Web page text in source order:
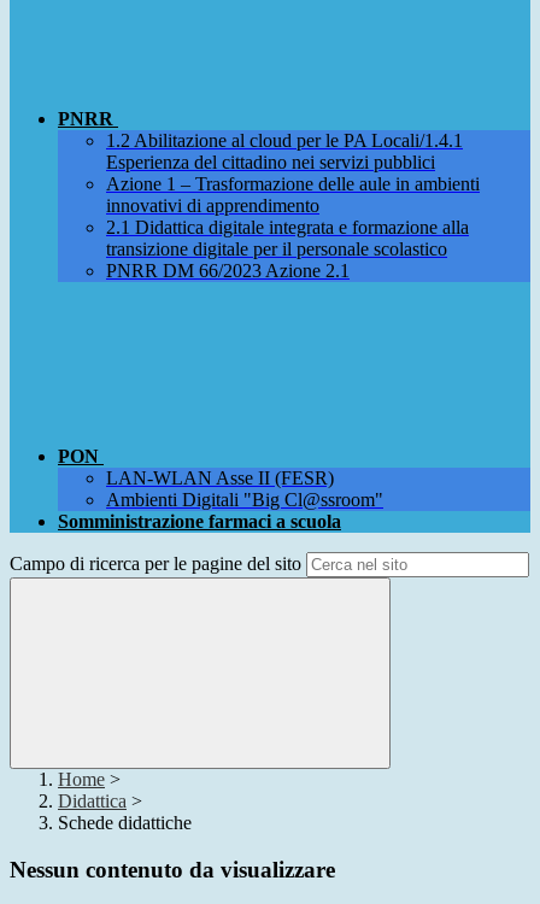
PNRR
1.2 Abilitazione al cloud per le PA Locali/1.4.1
Esperienza del cittadino nei servizi pubblici
Azione 1 – Trasformazione delle aule in ambienti
innovativi di apprendimento
2.1 Didattica digitale integrata e formazione alla
transizione digitale per il personale scolastico
PNRR DM 66/2023 Azione 2.1
PON
LAN-WLAN Asse II (FESR)
Ambienti Digitali "Big Cl@ssroom"
Somministrazione farmaci a scuola
Campo di ricerca per le pagine del sito
Home >
Didattica >
Schede didattiche
Nessun contenuto da visualizzare